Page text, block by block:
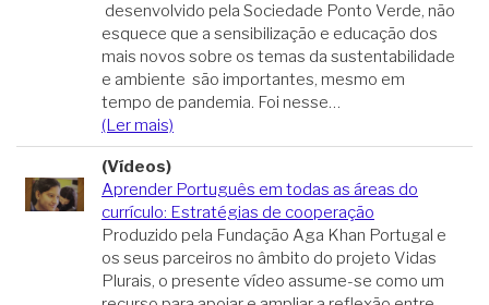
desenvolvido pela Sociedade Ponto Verde, não
esquece que a sensibilização e educação dos
mais novos sobre os temas da sustentabilidade
e ambiente são importantes, mesmo em
tempo de pandemia. Foi nesse…
(Ler mais)
(Vídeos)
Aprender Português em todas as áreas do
currículo: Estratégias de cooperação
Produzido pela Fundação Aga Khan Portugal e
os seus parceiros no âmbito do projeto Vidas
Plurais, o presente vídeo assume-se como um